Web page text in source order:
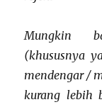
Mungkin
(khususnya
mendengar /
kurang lebih